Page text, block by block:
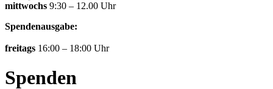
mittwochs 9:30 – 12.00 Uhr
Spendenausgabe:
freitags 16:00 – 18:00 Uhr
Spenden